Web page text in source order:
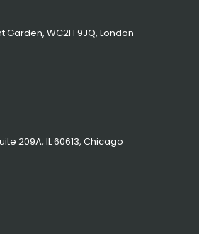
Garden, WC2H 9JQ, London
209A, IL 60613, Chicago